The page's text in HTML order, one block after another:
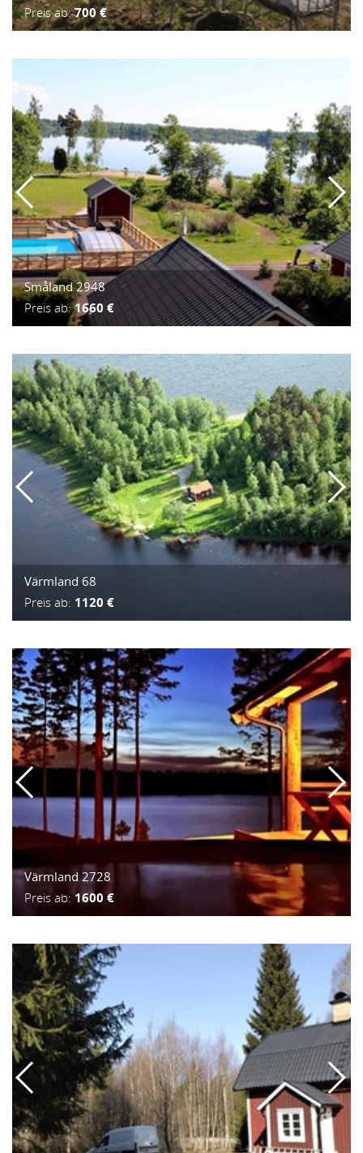
Preis ab:700 €
Småland 2948
Preis ab:1660 €
Värmland 68
Preis ab: 1120 €
Värmland 2728
Preis ab:1600 €